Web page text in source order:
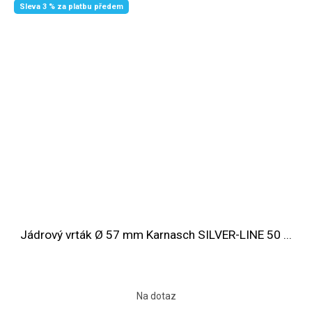
Sleva 3 % za platbu předem
Jádrový vrták Ø 57 mm Karnasch SILVER-LINE 50 ...
Na dotaz